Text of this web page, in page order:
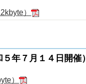
）
年７月１４日開催）
）